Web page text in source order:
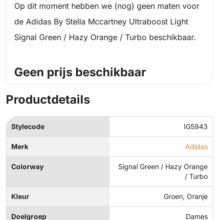
Op dit moment hebben we (nog) geen maten voor
de Adidas By Stella Mccartney Ultraboost Light
Signal Green / Hazy Orange / Turbo beschikbaar.
Geen prijs beschikbaar
Productdetails
Stylecode IG5943
Merk Adidas
Colorway
Signal Green / Hazy Orange
/ Turbo
Kleur Groen, Oranje
Doelgroep Dames